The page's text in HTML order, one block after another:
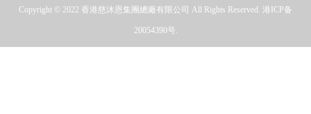
Copyright © 2022 香港慈沐恩集團總廠有限公司 All Rights Reserved. 港ICP备
20054390号.